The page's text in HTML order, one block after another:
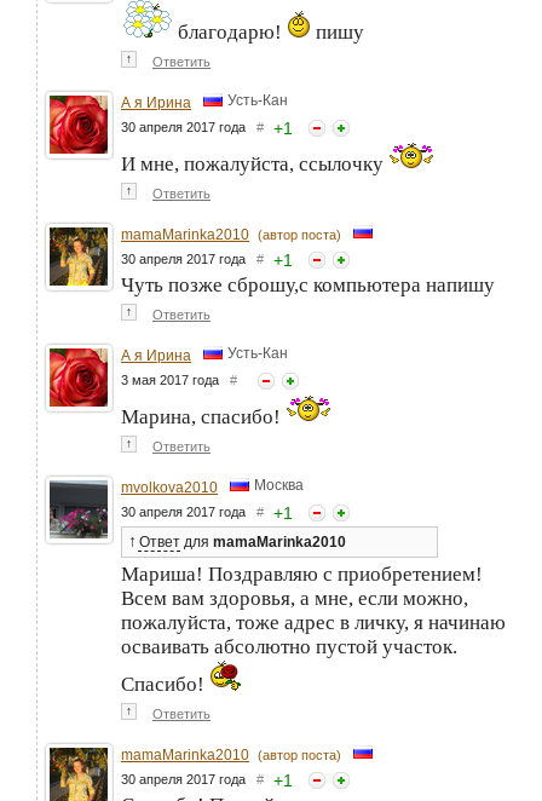
благодарю! пишу
↑ Ответить
А я Ирина Усть-Кан
30 апреля 2017 года # +1
И мне, пожалуйста, ссылочку
↑ Ответить
mamaMarinka2010 (автор поста)
30 апреля 2017 года # +1
Чуть позже сброшу,с компьютера напишу
↑ Ответить
А я Ирина Усть-Кан
3 мая 2017 года #
Марина, спасибо!
↑ Ответить
mvolkova2010 Москва
30 апреля 2017 года # +1
↑ Ответ для mamaMarinka2010
Мариша! Поздравляю с приобретением!
Всем вам здоровья, а мне, если можно,
пожалуйста, тоже адрес в личку, я начинаю
осваивать абсолютно пустой участок.
Спасибо!
↑ Ответить
mamaMarinka2010 (автор поста)
30 апреля 2017 года # +1